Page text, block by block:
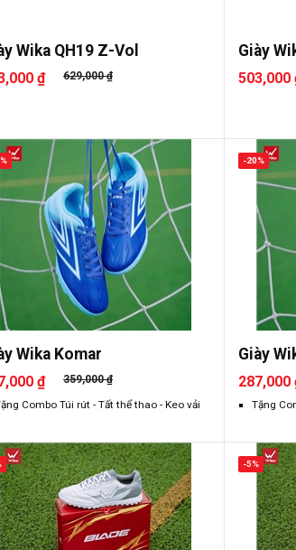
Wika QH19 Z-Vol
₫ 629,000 ₫
Giày
503,000
Wika Komar
₫ 359,000 ₫
Combo Túi rút - Tất thể thao - Keo vải
Giày
287,000
-20%
Tặng
-5%